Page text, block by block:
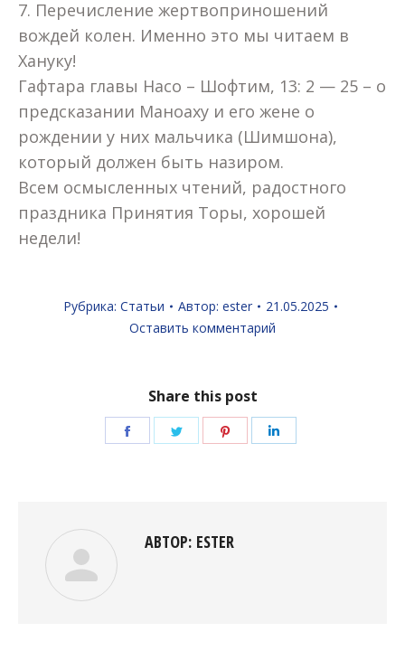
7. Перечисление жертвоприношений
вождей колен. Именно это мы читаем в
Хануку!
Гафтара главы Насо – Шофтим, 13: 2 — 25 – о
предсказании Маноаху и его жене о
рождении у них мальчика (Шимшона),
который должен быть назиром.
Всем осмысленных чтений, радостного
праздника Принятия Торы, хорошей
недели!
Рубрика: Статьи Автор: ester
21.05.2025
Оставить комментарий
Share this post
ПоделитьсяПоделитьсяПоделиться
АВТОР: ESTER